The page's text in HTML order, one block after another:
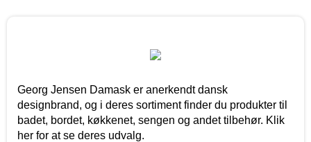
Georg Jensen Damask er anerkendt dansk
designbrand, og i deres sortiment finder du produkter til
badet, bordet, køkkenet, sengen og andet tilbehør. Klik
her for at se deres udvalg.